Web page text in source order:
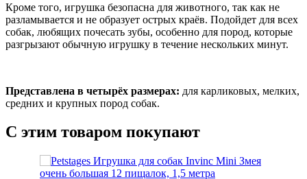
Кроме того, игрушка безопасна для животного, так как не
разламывается и не образует острых краёв. Подойдет для всех
собак, любящих почесать зубы, особенно для пород, которые
разгрызают обычную игрушку в течение нескольких минут.
Представлена в четырёх размерах: для карликовых, мелких,
средних и крупных пород собак.
С этим товаром покупают